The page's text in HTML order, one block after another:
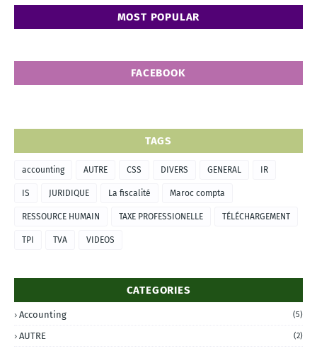
MOST POPULAR
FACEBOOK
TAGS
accounting AUTRE CSS DIVERS GENERAL IR
IS JURIDIQUE La fiscalité Maroc compta
RESSOURCE HUMAIN TAXE PROFESSIONELLE TÉLÉCHARGEMENT
TPI TVA VIDEOS
CATEGORIES
Accounting (5)
AUTRE (2)